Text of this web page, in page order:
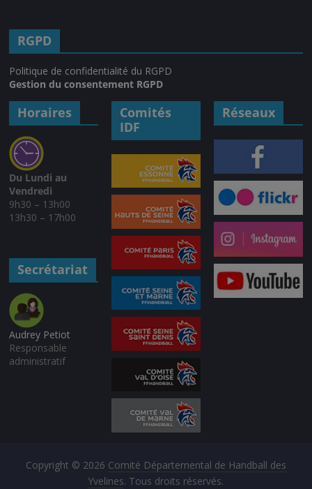
RGPD
Politique de confidentialité du RGPD
Gestion du consentement RGPD
Horaires
Du Lundi au
Vendredi
9h30 – 13h00
13h30 – 17h00
Secrétariat
Audrey Petiot
Responsable
administratif
Comités
IDF
Réseaux
Copyright © 2026 Comité Départemental de Handball des
Yvelines. Tous droits réservés.